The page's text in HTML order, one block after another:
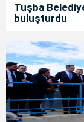
Tuşba
buluşturdu